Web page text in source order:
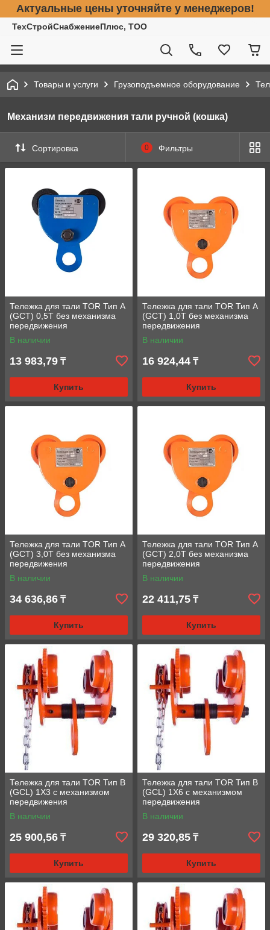
Актуальные цены уточняйте у менеджеров!
ТехСтройСнабжениеПлюс, ТОО
Товары и услуги Грузоподъемное оборудование
Механизм передвижения тали ручной (кошка)
Сортировка 0 Фильтры
Тележка для тали TOR Тип А
(GCT) 0,5T без механизма
передвижения
В наличии
13 983,79 ₸
Купить
Тележка для тали TOR Тип А
(GCT) 1,0T без механизма
передвижения
В наличии
16 924,44 ₸
Купить
Тележка для тали TOR Тип А
(GCT) 3,0T без механизма
передвижения
В наличии
34 636,86 ₸
Купить
Тележка для тали TOR Тип А
(GCT) 2,0T без механизма
передвижения
В наличии
22 411,75 ₸
Купить
Тележка для тали TOR Тип В
(GCL) 1Х3 с механизмом
передвижения
В наличии
25 900,56 ₸
Купить
Тележка для тали TOR Тип В
(GCL) 1Х6 с механизмом
передвижения
В наличии
29 320,85 ₸
Купить